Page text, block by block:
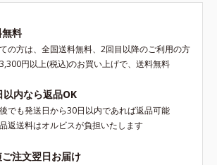
HSP含有酵母エキス＝保湿成分*5
料
の方は、全国送料無料、2回目以降のご利用の方
円以上(税込)のお買い上げで、送料無料
以内なら返品OK
でも発送日から30日以内であれば返品可能
返送料はオルビスが負担いたします
注文翌日お届け